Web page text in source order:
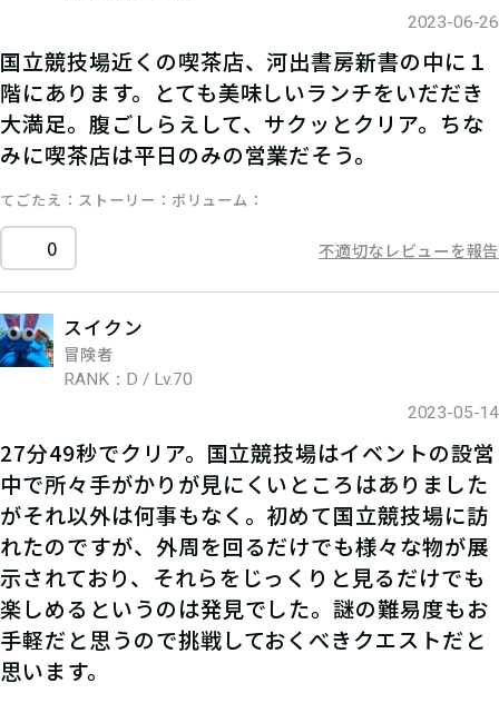
2023-06-26
国立競技場近くの喫茶店、河出書房新書の中に１
階にあります。とても美味しいランチをいだだき
大満足。腹ごしらえして、サクッとクリア。ちな
みに喫茶店は平日のみの営業だそう。
てごたえ ストーリー ボリューム
0 不適切なレビューを報告
スイクン
冒険者
RANK：D / Lv.70
2023-05-14
27分49秒でクリア。国立競技場はイベントの設営
中で所々手がかりが見にくいところはありました
がそれ以外は何事もなく。初めて国立競技場に訪
れたのですが、外周を回るだけでも様々な物が展
示されており、それらをじっくりと見るだけでも
楽しめるというのは発見でした。謎の難易度もお
手軽だと思うので挑戦しておくべきクエストだと
思います。